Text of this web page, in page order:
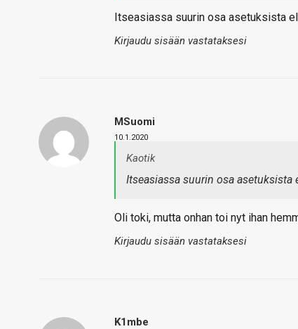
Itseasiassa suurin osa asetuksista
Kirjaudu sisään vastataksesi
MSuomi
10.1.2020
Kaotik
Itseasiassa suurin osa
Oli toki, mutta onhan toi nyt ihan
Kirjaudu sisään vastataksesi
K1mbe